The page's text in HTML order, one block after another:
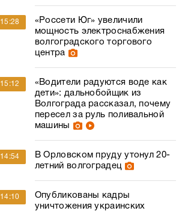
15:28
«Россети Юг» увеличили
мощность электроснабжения
волгоградского торгового
центра
15:12
«Водители радуются воде как
дети»: дальнобойщик из
Волгограда рассказал, почему
пересел за руль поливальной
машины
14:54
В Орловском пруду утонул 20-
летний волгоградец
14:10
Опубликованы кадры
уничтожения украинских